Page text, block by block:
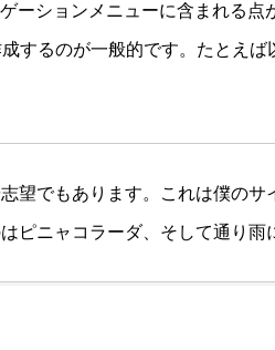
ーションメニューに含まれる点
するのが一般的です。たとえば
望でもあります。これは僕のサ
ピニャコラーダ、そして通り雨